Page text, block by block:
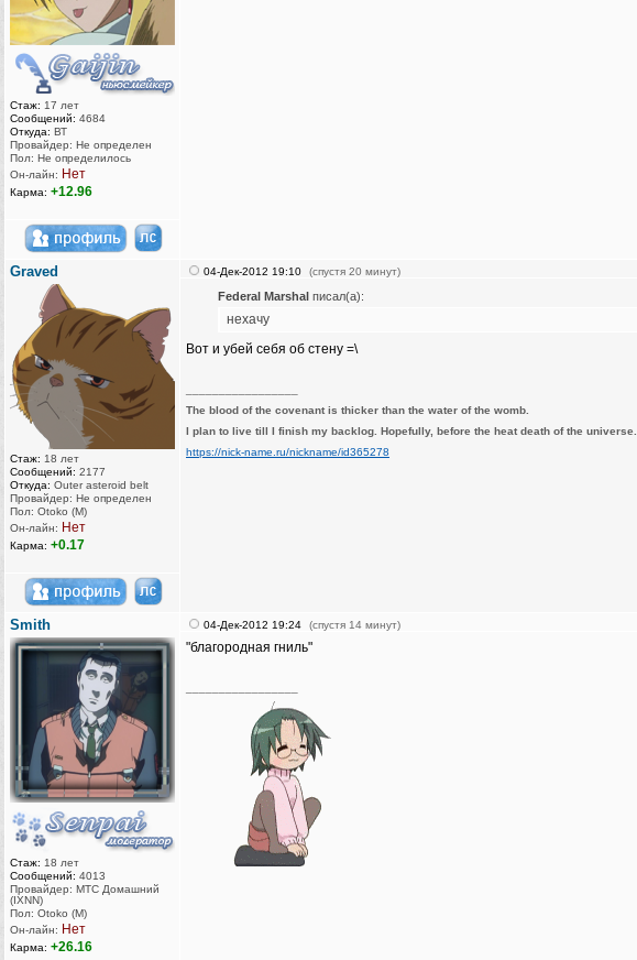
Стаж: 17 лет
Сообщений: 4684
Откуда: ВТ
Провайдер: Не определен
Пол: Не определилось
Он-лайн: Нет
Карма: +12.96
Graved
Стаж: 18 лет
Сообщений: 2177
Откуда: Outer asteroid belt
Провайдер: Не определен
Пол: Otoko (M)
Он-лайн: Нет
Карма: +0.17
04-Дек-2012 19:10 (спустя 20 минут)
Federal Marshal писал(а):
нехачу
Вот и убей себя об стену =\
The blood of the covenant is thicker than the water of the womb.
I plan to live till I finish my backlog. Hopefully, before the heat death of the universe.
https://nick-name.ru/nickname/id365278
Smith
Стаж: 18 лет
Сообщений: 4013
Провайдер: МТС Домашний
(IXNN)
Пол: Otoko (M)
Он-лайн: Нет
Карма: +26.16
04-Дек-2012 19:24 (спустя 14 минут)
"благородная гниль"